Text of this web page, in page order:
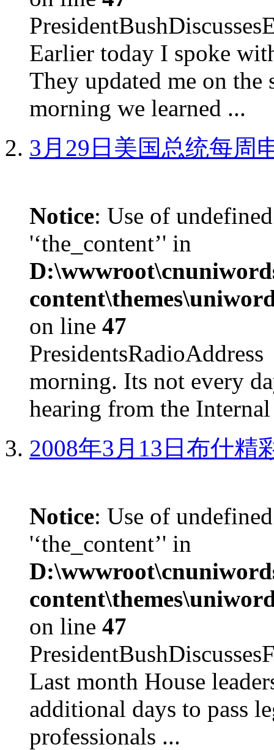
Earlier today I spoke
They updated me on the
morning we learned ...
3月29日美国总统每周
Notice: Use of
'‘the_content’' in
on line 47
morning. Its not every
hearing from the
2008年3月13日布什精
Notice: Use of
'‘the_content’' in
on line 47
Last month House
additional days to pass
professionals ...